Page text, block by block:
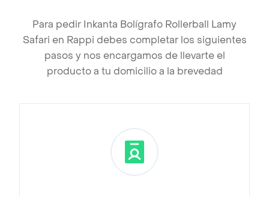
Para pedir Inkanta Bolígrafo Rollerball Lamy
Safari en Rappi debes completar los siguientes
pasos y nos encargamos de llevarte el
producto a tu domicilio a la brevedad